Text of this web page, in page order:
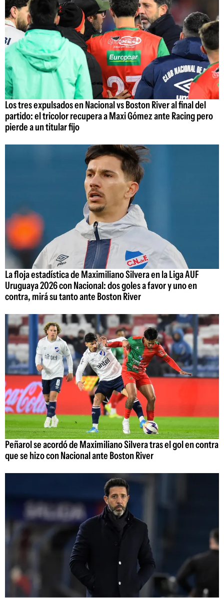
Los tres expulsados en Nacional vs Boston River al final del
partido: el tricolor recupera a Maxi Gómez ante Racing pero
pierde a un titular fijo
La floja estadística de Maximiliano Silvera en la Liga AUF
Uruguaya 2026 con Nacional: dos goles a favor y uno en
contra, mirá su tanto ante Boston River
Peñarol se acordó de Maximiliano Silvera tras el gol en contra
que se hizo con Nacional ante Boston River